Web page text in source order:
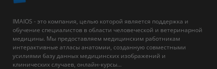
IMAIOS - это компания, целью которой является поддержка и
обучение специалистов в области человеческой и ветеринарной
медицины. Мы предоставляем медицинским работникам
интерактивные атласы анатомии, созданную совместными
усилиями базу данных медицинских изображений и
клинических случаев, онлайн-курсы...